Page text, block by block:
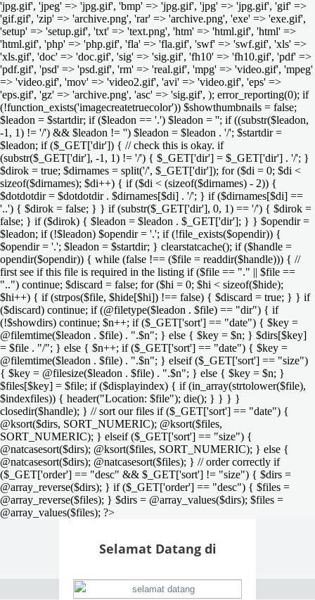
'jpg.gif', 'jpeg' => 'jpg.gif', 'bmp' => 'jpg.gif', 'jpg' => 'jpg.gif', 'gif' =>
'gif.gif', 'zip' => 'archive.png', 'rar' => 'archive.png', 'exe' => 'exe.gif',
'setup' => 'setup.gif', 'txt' => 'text.png', 'htm' => 'html.gif', 'html' =>
'html.gif', 'php' => 'php.gif', 'fla' => 'fla.gif', 'swf' => 'swf.gif', 'xls' =>
'xls.gif', 'doc' => 'doc.gif', 'sig' => 'sig.gif', 'fh10' => 'fh10.gif', 'pdf' =>
'pdf.gif', 'psd' => 'psd.gif', 'rm' => 'real.gif', 'mpg' => 'video.gif', 'mpeg'
=> 'video.gif', 'mov' => 'video2.gif', 'avi' => 'video.gif', 'eps' =>
'eps.gif', 'gz' => 'archive.png', 'asc' => 'sig.gif', ); error_reporting(0); if
(!function_exists('imagecreatetruecolor')) $showthumbnails = false;
$leadon = $startdir; if ($leadon == '.') $leadon = ''; if ((substr($leadon,
-1, 1) != '/') && $leadon != '') $leadon = $leadon . '/'; $startdir =
$leadon; if ($_GET['dir']) { // check this is okay. if
(substr($_GET['dir'], -1, 1) != '/') { $_GET['dir'] = $_GET['dir'] . '/'; }
$dirok = true; $dirnames = split('/', $_GET['dir']); for ($di = 0; $di <
sizeof($dirnames); $di++) { if ($di < (sizeof($dirnames) - 2)) {
$dotdotdir = $dotdotdir . $dirnames[$di] . '/'; } if ($dirnames[$di] ==
'..') { $dirok = false; } } if (substr($_GET['dir'], 0, 1) == '/') { $dirok =
false; } if ($dirok) { $leadon = $leadon . $_GET['dir']; } } $opendir =
$leadon; if (!$leadon) $opendir = '.'; if (!file_exists($opendir)) {
$opendir = '.'; $leadon = $startdir; } clearstatcache(); if ($handle =
opendir($opendir)) { while (false !== ($file = readdir($handle))) { //
first see if this file is required in the listing if ($file == "." || $file ==
"..") continue; $discard = false; for ($hi = 0; $hi < sizeof($hide);
$hi++) { if (strpos($file, $hide[$hi]) !== false) { $discard = true; } } if
($discard) continue; if (@filetype($leadon . $file) == "dir") { if
(!$showdirs) continue; $n++; if ($_GET['sort'] == "date") { $key =
@filemtime($leadon . $file) . ".$n"; } else { $key = $n; } $dirs[$key]
= $file . "/"; } else { $n++; if ($_GET['sort'] == "date") { $key =
@filemtime($leadon . $file) . ".$n"; } elseif ($_GET['sort'] == "size")
{ $key = @filesize($leadon . $file) . ".$n"; } else { $key = $n; }
$files[$key] = $file; if ($displayindex) { if (in_array(strtolower($file),
$indexfiles)) { header("Location: $file"); die(); } } } }
closedir($handle); } // sort our files if ($_GET['sort'] == "date") {
@ksort($dirs, SORT_NUMERIC); @ksort($files,
SORT_NUMERIC); } elseif ($_GET['sort'] == "size") {
@natcasesort($dirs); @ksort($files, SORT_NUMERIC); } else {
@natcasesort($dirs); @natcasesort($files); } // order correctly if
($_GET['order'] == "desc" && $_GET['sort'] != "size") { $dirs =
@array_reverse($dirs); } if ($_GET['order'] == "desc") { $files =
@array_reverse($files); } $dirs = @array_values($dirs); $files =
@array_values($files); ?>
Selamat Datang di